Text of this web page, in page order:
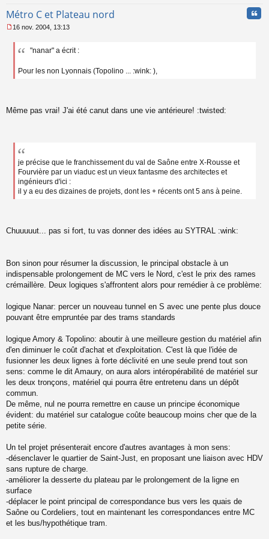
Métro C et Plateau nord
e
g
o
n
16 nov. 2004, 13:13
"nanar" a écrit :
Pour les non Lyonnais (Topolino ... :wink: ),
Même pas vrai! J'ai été canut dans une vie antérieure! :twisted:
je précise que le franchissement du val de Saône entre X-Rousse et
Fourvière par un viaduc est un vieux fantasme des architectes et
ingénieurs d'ici :
il y a eu des dizaines de projets, dont les + récents ont 5 ans à peine.
Chuuuuut... pas si fort, tu vas donner des idées au SYTRAL :wink:
Bon sinon pour résumer la discussion, le principal obstacle à un
indispensable prolongement de MC vers le Nord, c'est le prix des rames
crémaillère. Deux logiques s'affrontent alors pour remédier à ce problème:
logique Nanar: percer un nouveau tunnel en S avec une pente plus douce
pouvant être empruntée par des trams standards
logique Amory & Topolino: aboutir à une meilleure gestion du matériel afin
d'en diminuer le coût d'achat et d'exploitation. C'est là que l'idée de
fusionner les deux lignes à forte déclivité en une seule prend tout son
sens: comme le dit Amaury, on aura alors intéropérabilité de matériel sur
les deux tronçons, matériel qui pourra être entretenu dans un dépôt
commun.
De même, nul ne pourra remettre en cause un principe économique
évident: du matériel sur catalogue coûte beaucoup moins cher que de la
petite série.
Un tel projet présenterait encore d'autres avantages à mon sens:
-désenclaver le quartier de Saint-Just, en proposant une liaison avec HDV
sans rupture de charge.
-améliorer la desserte du plateau par le prolongement de la ligne en
surface
-déplacer le point principal de correspondance bus vers les quais de
Saône ou Cordeliers, tout en maintenant les correspondances entre MC
et les bus/hypothétique tram.